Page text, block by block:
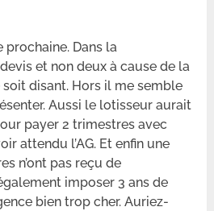
prochaine. Dans la
et non deux à cause de la
disant. Hors il me semble
Aussi le lotisseur aurait
payer 2 trimestres avec
attendu l’AG. Et enfin une
n’ont pas reçu de
imposer 3 ans de
bien trop cher. Auriez-